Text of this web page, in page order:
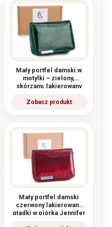
Mały portfel damski w
motylki – zielony,
skórzany, lakierowany
Mały portfel damski
czerwony lakierowany
gładki w piórka Jennifer